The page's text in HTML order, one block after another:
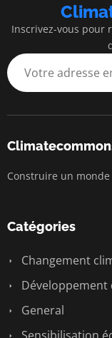
Inscrivez-vous pour
Construire un
Catégories
Changement
Développement
General